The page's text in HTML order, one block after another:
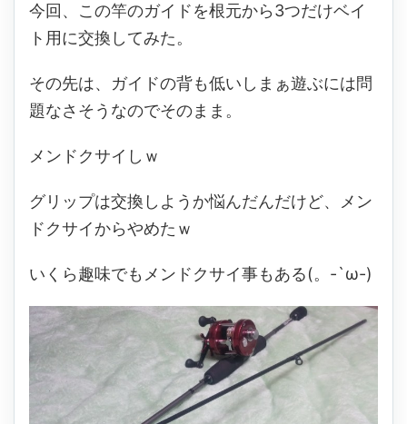
今回、この竿のガイドを根元から3つだけベイ
ト用に交換してみた。
その先は、ガイドの背も低いしまぁ遊ぶには問
題なさそうなのでそのまま。
メンドクサイしｗ
グリップは交換しようか悩んだんだけど、メン
ドクサイからやめたｗ
いくら趣味でもメンドクサイ事もある(。-`ω-)